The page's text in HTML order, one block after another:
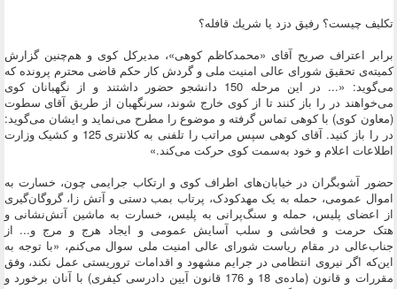
تكليف چيست؟ رفيق دزد يا شريك قافله؟
برابر اعتراف صریح آقای «محمدکاظم کوهی»، مدیرکل کوی و هم‌چنین گزارش
کمیته‌ی تحقیق شورای عالی امنیت ملی و گردش کار حکم قاضی محترم پرونده که
می‌گوید: «... در این مرحله 150 دانشجو حضور داشتند و از نگهبانان کوی
می‌خواهند در را باز کنند تا از کوی خارج شوند، سرنگهبان از طریق آقای سطوت
(معاون کوی) با کوهی تماس گرفته و موضوع را مطرح می‌نماید و ایشان می‌گوید:
در را باز کنید. آقای کوهی سپس مراتب را تلفنی به کلانتری 125 و کشیک وزارت
اطلاعات اعلام و خود به‌سمت کوی حرکت می‌کند.»
حضور آشوبگران در خیابان‌های اطراف کوی و ارتکاب جرایمی چون، خسارت به
اموال عمومی، حمله به یک مهدکودک، پرتاب بمب دستی و آتش زا، گروگان‌گیری
از اعضای پلیس، حمله و سنگ‌پرانی به پلیس، خسارت به ماشین آتش‌نشانی و
هتک حرمت و فحاشی و سلب آسایش عمومی و ایجاد هرج و مرج و... از
جناب‌عالی در مقام ریاست شورای عالی امنیت ملی سوال می‌کنم، «با توجه به
این‌که اگر نیروی انتظامی در جرایم مشهود و اقدامات تروریستی عمل نکند، وفق
مقررات و قانون (ماده‌ی 18 و 176 قانون آیین دادرسی کیفری) با آنان برخورد و